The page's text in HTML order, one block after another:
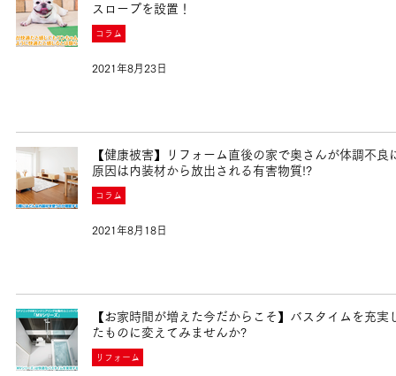
スロープを設置！
コラム
2021年8月23日
【健康被害】リフォーム直後の家で奥さんが体調不良
原因は内装材から放出される有害物質!?
コラム
2021年8月18日
【お家時間が増えた今だからこそ】バスタイムを充実
たものに変えてみませんか?
リフォーム